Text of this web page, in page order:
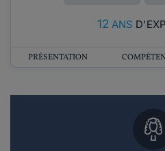
12 ANS
PRÉSENTATION